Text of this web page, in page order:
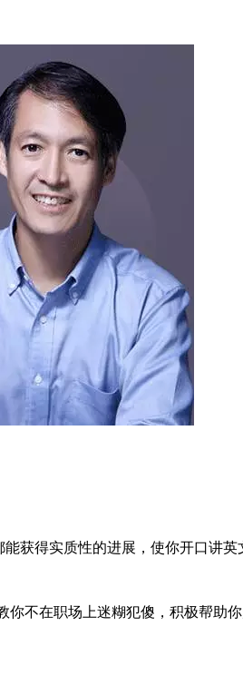
获得实质性的进展，使你开口讲
不在职场上迷糊犯傻，积极帮助